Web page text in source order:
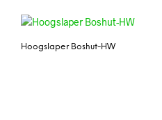
Hoogslaper Boshut-HW